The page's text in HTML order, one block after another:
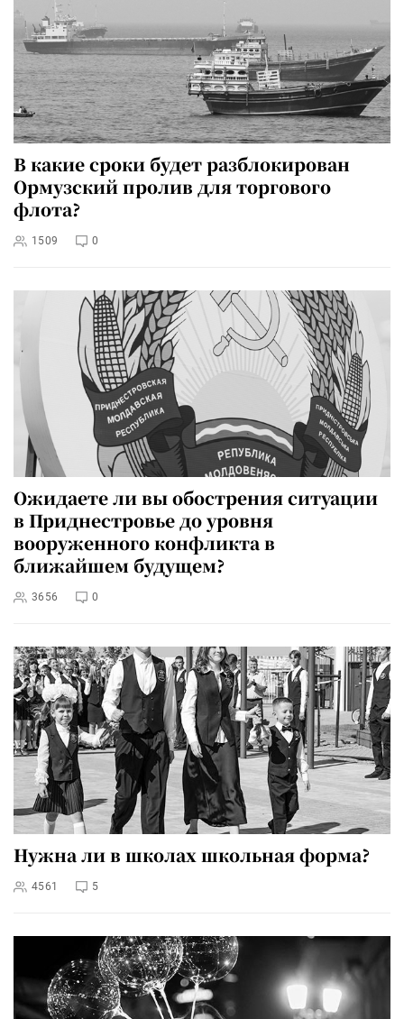
В какие сроки будет разблокирован
Ормузский пролив для торгового
флота?
1509 0
Ожидаете ли вы обострения ситуации
в Приднестровье до уровня
вооруженного конфликта в
ближайшем будущем?
3656 0
Нужна ли в школах школьная форма?
4561 5